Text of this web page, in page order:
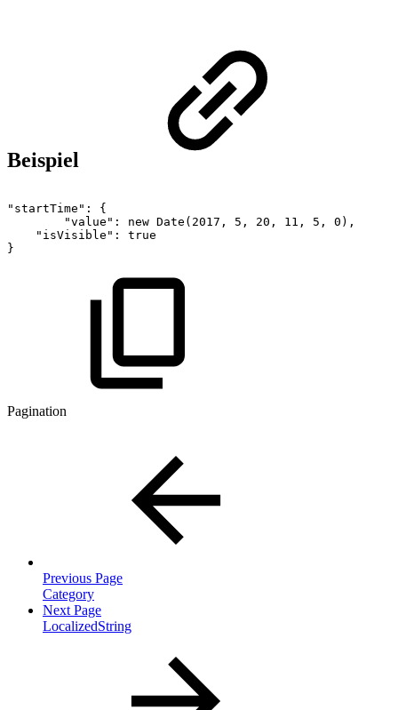
Beispiel
"startTime":
{
"value":
new Date(2017, 5, 20, 11, 5,
0),
"isVisible":
true
}
Pagination
Previous Page
Category
Next Page
LocalizedString